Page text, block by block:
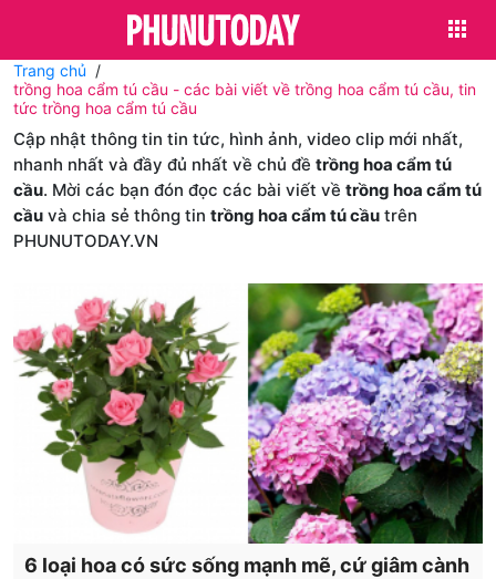
Trang chủ
trồng hoa cẩm tú cầu - các bài viết về trồng hoa cẩm tú cầu, tin
tức trồng hoa cẩm tú cầu
Cập nhật thông tin tin tức, hình ảnh, video clip mới nhất,
nhanh nhất và đầy đủ nhất về chủ đề trồng hoa cẩm tú
cầu. Mời các bạn đón đọc các bài viết về trồng hoa cẩm tú
cầu và chia sẻ thông tin trồng hoa cẩm tú cầu trên
PHUNUTODAY.VN
6 loại hoa có sức sống mạnh mẽ, cứ giâm cành